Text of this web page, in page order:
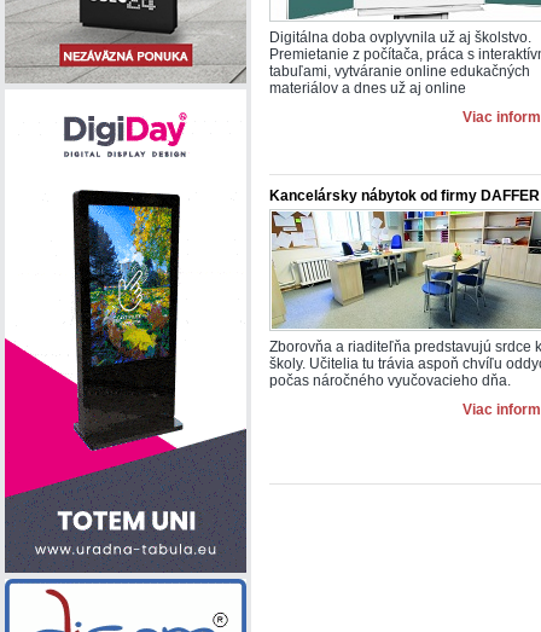
Digitálna doba ovplyvnila už aj školstvo.
Premietanie z počítača, práca s
tabuľami, vytváranie online edukačných
materiálov a dnes už aj online
Viac
Kancelársky nábytok od firmy DAFFER
Zborovňa a riaditeľňa predstavujú srdce
školy. Učitelia tu trávia aspoň chvíľu
počas náročného vyučovacieho dňa.
Viac